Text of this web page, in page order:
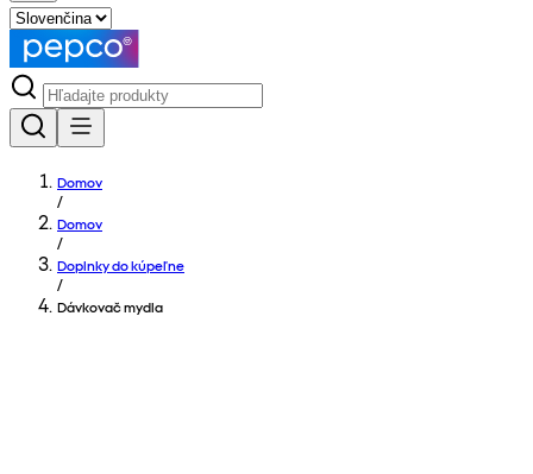
Domov
/
Domov
/
Doplnky do kúpeľne
/
Dávkovač mydla